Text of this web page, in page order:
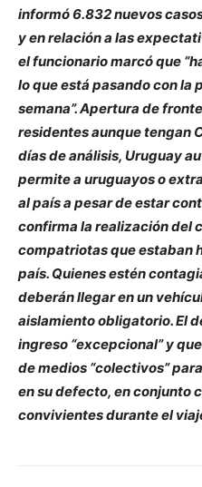
informó 6.832 nuevos
y en relación a las
el funcionario marcó que
lo que está pasando con la
semana”. Apertura de
residentes aunque tengan
días de análisis, Uruguay
permite a uruguayos o
al país a pesar de estar
confirma la realización del
compatriotas que estaban
país. Quienes estén
deberán llegar en un
aislamiento obligatorio. El
ingreso “excepcional” y
de medios “colectivos”
en su defecto, en conjunto
convivientes durante el